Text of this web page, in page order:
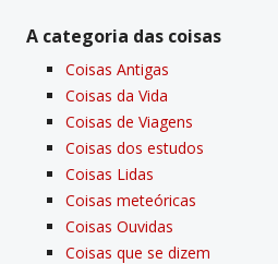
A categoria das coisas
Coisas Antigas
Coisas da Vida
Coisas de Viagens
Coisas dos estudos
Coisas Lidas
Coisas meteóricas
Coisas Ouvidas
Coisas que se dizem